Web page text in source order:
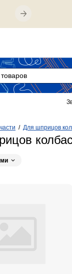
/ Для шприцов